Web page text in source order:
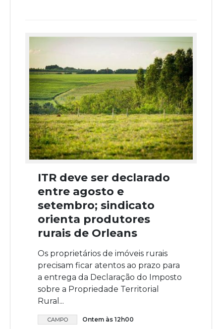
ITR deve ser declarado
entre agosto e
setembro; sindicato
orienta produtores
rurais de Orleans
Os proprietários de imóveis rurais
precisam ficar atentos ao prazo para
a entrega da Declaração do Imposto
sobre a Propriedade Territorial
Rural...
CAMPO Ontem às 12h00